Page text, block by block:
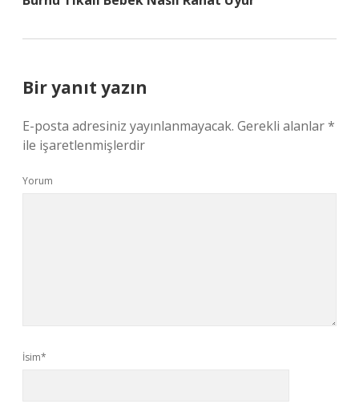
Bir yanıt yazın
E-posta adresiniz yayınlanmayacak. Gerekli alanlar*
ile işaretlenmişlerdir
Yorum
İsim*